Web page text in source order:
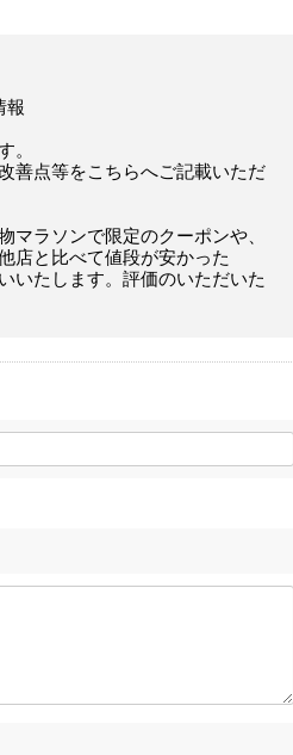
報
。
善点等をこちらへご記載いただ
ラソンで限定のクーポンや、
店と比べて値段が安かった
いたします。評価のいただいた